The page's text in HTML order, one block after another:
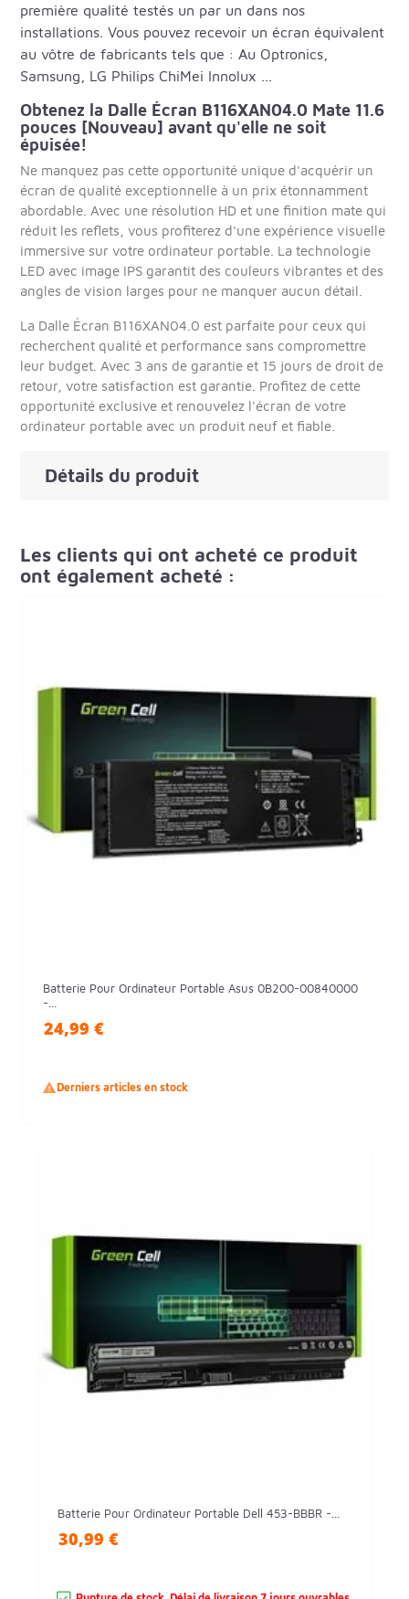
première qualité testés un par un dans nos
installations. Vous pouvez recevoir un écran équivalent
au vôtre de fabricants tels que : Au Optronics,
Samsung, LG Philips ChiMei Innolux ...
Obtenez la Dalle Écran B116XAN04.0 Mate 11.6
pouces [Nouveau] avant qu'elle ne soit
épuisée!
Ne manquez pas cette opportunité unique d'acquérir un
écran de qualité exceptionnelle à un prix étonnamment
abordable. Avec une résolution HD et une finition mate qui
réduit les reflets, vous profiterez d'une expérience visuelle
immersive sur votre ordinateur portable. La technologie
LED avec image IPS garantit des couleurs vibrantes et des
angles de vision larges pour ne manquer aucun détail.
La Dalle Écran B116XAN04.0 est parfaite pour ceux qui
recherchent qualité et performance sans compromettre
leur budget. Avec 3 ans de garantie et 15 jours de droit de
retour, votre satisfaction est garantie. Profitez de cette
opportunité exclusive et renouvelez l'écran de votre
ordinateur portable avec un produit neuf et fiable.
Détails du produit
Les clients qui ont acheté ce produit
ont également acheté :
Batterie Pour Ordinateur Portable Asus 0B200-00840000
-...
24,99 €
Derniers articles en stock
Batterie Pour Ordinateur Portable Dell 453-BBBR -...
30,99 €